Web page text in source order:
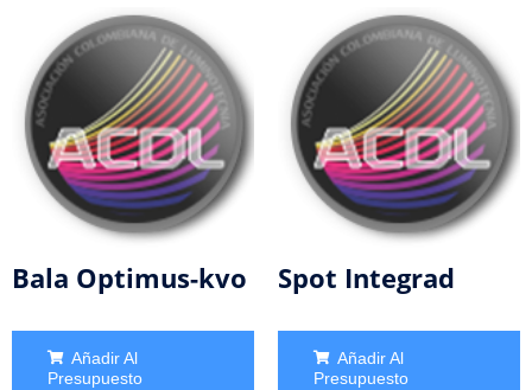
Bala Optimus-kvo
Añadir Al
Presupuesto
Spot Integrad
Añadir Al
Presupuesto